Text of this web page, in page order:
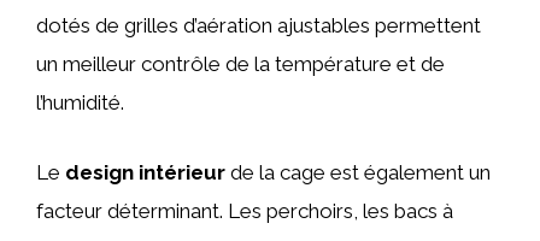
dotés de grilles d’aération ajustables permettent
un meilleur contrôle de la température et de
l’humidité.
Le design intérieur de la cage est également un
facteur déterminant. Les perchoirs, les bacs à